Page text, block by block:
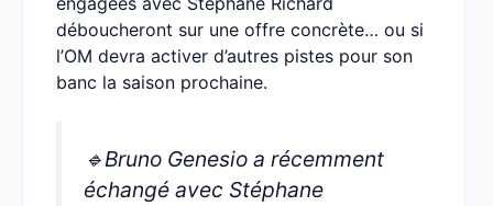
déboucheront sur une offre concrète… ou si
l’OM devra activer d’autres pistes pour son
banc la saison prochaine.
🔹Bruno Genesio a récemment
échangé avec Stéphane